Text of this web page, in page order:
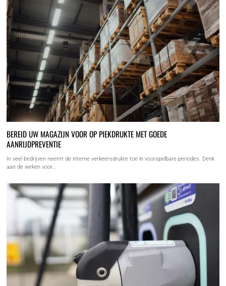
BEREID UW MAGAZIJN VOOR OP PIEKDRUKTE MET GOEDE
AANRIJDPREVENTIE
In veel bedrijven neemt de interne verkeersdrukte toe in voorspelbare periodes. Denk
aan de weken voor…